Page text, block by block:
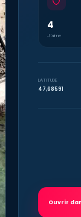
4
J’aime
LATITUDE
47,68591
Ouvrir